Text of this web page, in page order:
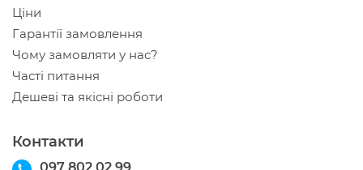
Ціни
Гарантії замовлення
Чому замовляти у нас?
Часті питання
Дешеві та якісні роботи
Контакти